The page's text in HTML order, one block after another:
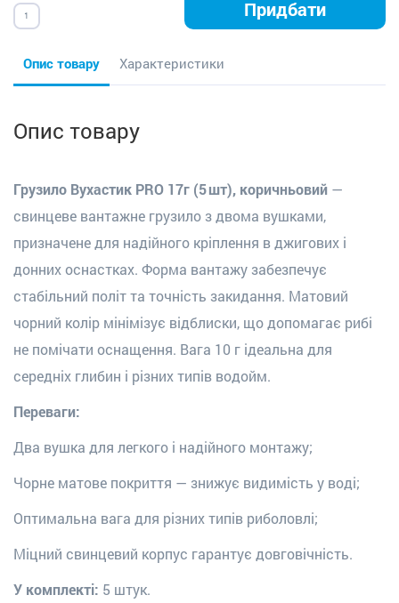
Придбати
Опис товару Характеристики
Опис товару
Грузило Вухастик PRO 17г (5 шт), коричньовий —
свинцеве вантажне грузило з двома вушками,
призначене для надійного кріплення в джигових і
донних оснастках. Форма вантажу забезпечує
стабільний політ та точність закидання. Матовий
чорний колір мінімізує відблиски, що допомагає рибі
не помічати оснащення. Вага 10 г ідеальна для
середніх глибин і різних типів водойм.
Переваги:
Два вушка для легкого і надійного монтажу;
Чорне матове покриття — знижує видимість у воді;
Оптимальна вага для різних типів риболовлі;
Міцний свинцевий корпус гарантує довговічність.
У комплекті: 5 штук.